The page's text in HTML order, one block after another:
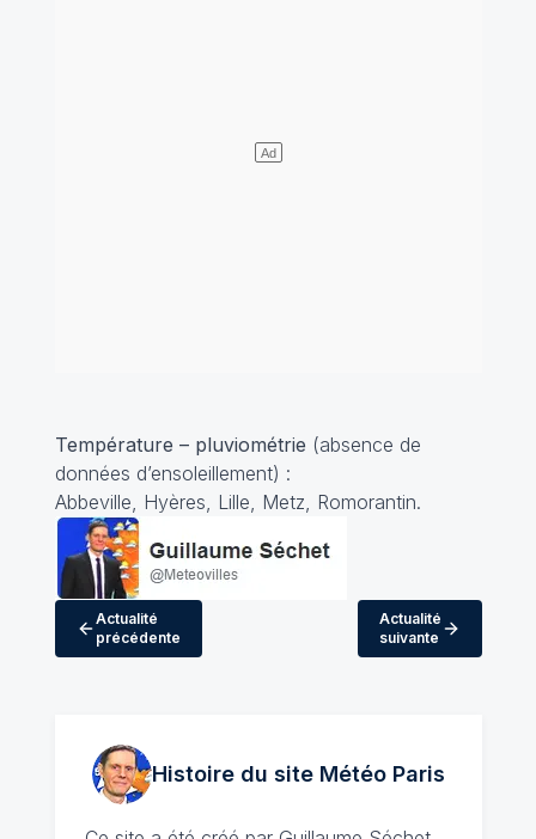
Température – pluviométrie (absence de
données d’ensoleillement) :
Abbeville, Hyères, Lille, Metz, Romorantin.
Actualité
précédente
Actualité
suivante
Histoire du site MétéoParis